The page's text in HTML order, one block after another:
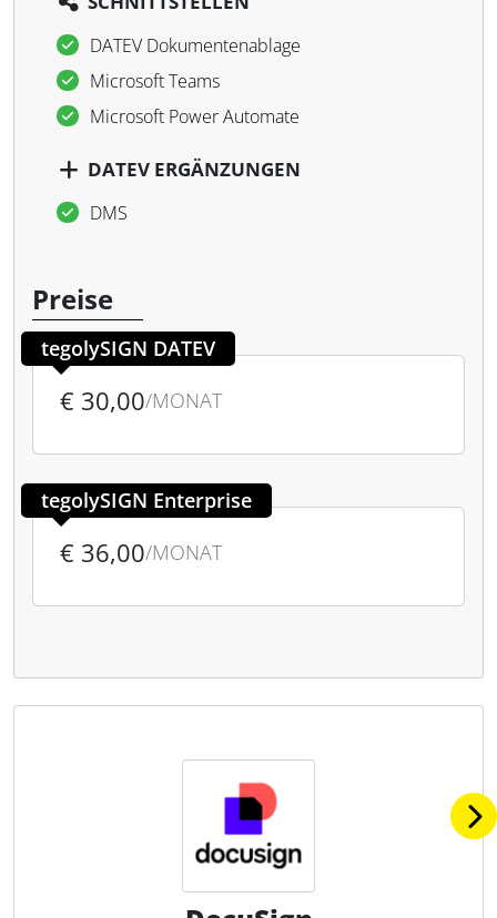
DATEV Dokumentenablage
Microsoft Teams
Microsoft Power Automate
DATEV ERGÄNZUNGEN
DMS
Preise
tegolySIGN DATEV
€ 30,00/MONAT
tegolySIGN Enterprise
€ 36,00/MONAT